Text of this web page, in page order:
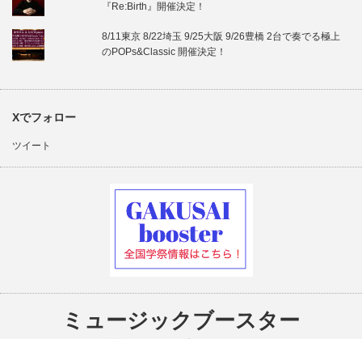
『Re:Birth』開催決定！
8/11東京 8/22埼玉 9/25大阪 9/26豊橋 2台で奏でる極上
のPOPs&Classic 開催決定！
Xでフォロー
ツイート
ミュージックブースター